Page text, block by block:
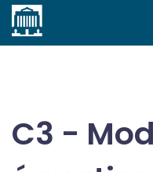
Accueil
C3 -